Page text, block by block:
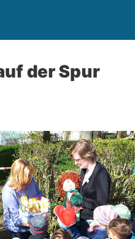
der Spur